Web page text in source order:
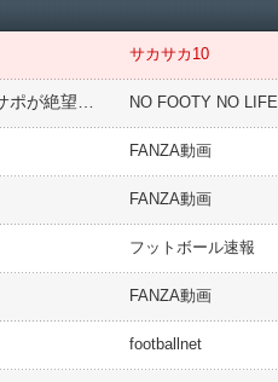
サカサカ10
NO FOOTY NO LIFE
FANZA動画
FANZA動画
フットボール速報
FANZA動画
footballnet